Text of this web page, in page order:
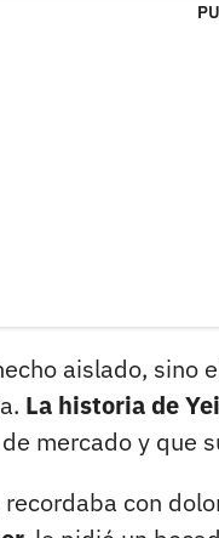
aislado, sino
La historia de
mercado y que
con